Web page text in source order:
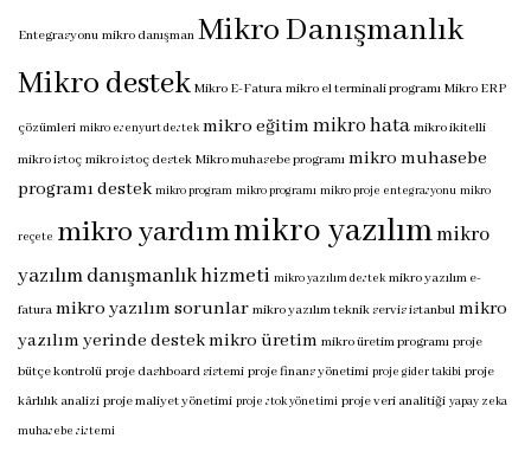
Entegrasyonu mikro danışman Mikro Danışmanlık
Mikro destek Mikro E-Fatura mikro el terminali programı Mikro ERP
çözümleri mikro esenyurt destek mikro eğitimmikro hata mikro ikitelli
mikro istoç mikro istoç destek Mikro muhasebe programı mikro muhasebe
programı destek mikro program mikro programı mikro proje entegrasyonu mikro
reçete mikro yardımmikro yazılımmikro
yazılım danışmanlık hizmeti mikro yazılım destek mikro yazılım e-
fatura mikro yazılım sorunlar mikro yazılım teknik servis istanbul mikro
yazılım yerinde destekmikro üretim mikro üretim programı proje
bütçe kontrolü proje dashboard sistemi proje finans yönetimi proje gider takibi proje
kârlılık analizi proje maliyet yönetimi proje stok yönetimi proje veri analitiği yapay zeka
muhasebe sistemi